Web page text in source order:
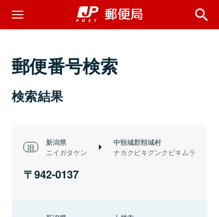
郵便番号検索
検索結果
新潟県
ニイガタケン
中頸城郡頸城村
ナカクビキグンクビキムラ
942-0137